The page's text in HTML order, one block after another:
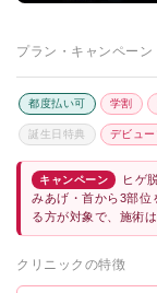
プラン・キャンペーン
都度払い可 学割
誕生日特典 デビュ
キャンペーン
ヒゲ
みあげ・首から3部位
る方が対象で、施術
クリニックの特徴